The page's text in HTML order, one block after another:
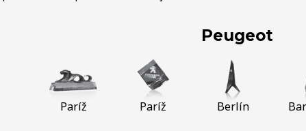
Peugeot
Paríž Paríž Berlín